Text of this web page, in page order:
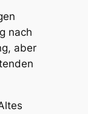
nach
aber